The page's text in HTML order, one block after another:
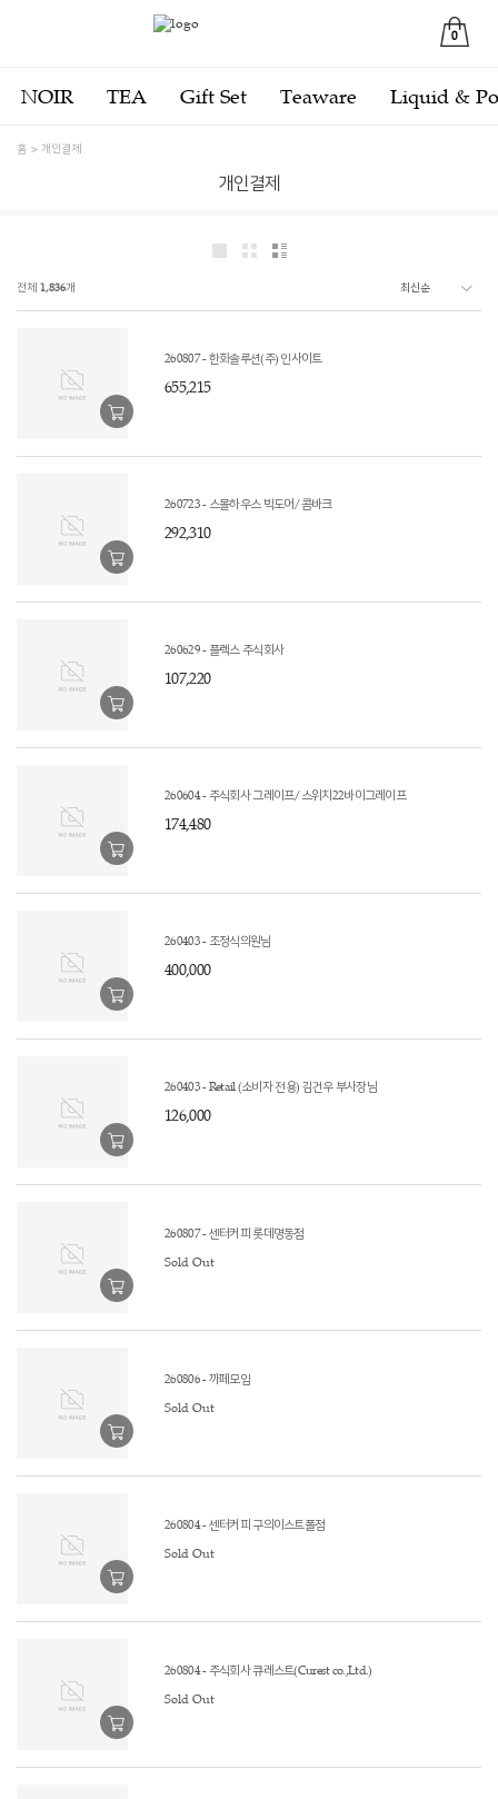
0
NOIR TEA Gift Set Teaware Liquid &
홈 개인결제
개인결제
전체 1,836개
260807 - 한화솔루션(주) 인사이트
655,215
260723 - 스몰하우스 빅도어/콤바크
292,310
260629 - 플렉스 주식회사
107,220
260604 - 주식회사 그레이프/스위치22바이그레이프
174,480
260403 - 조정식의원님
400,000
260403 - Retail (소비자 전용) 김건우 부사장님
126,000
260807 - 센터커피 롯데명동점
Sold Out
260806 - 까페모임
Sold Out
260804 - 센터커피 구의이스트폴점
Sold Out
260804 - 주식회사 큐레스트(Curest co.,Ltd.)
Sold Out